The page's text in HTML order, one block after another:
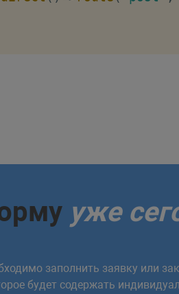
уже
заполнить заявку или
будет содержать